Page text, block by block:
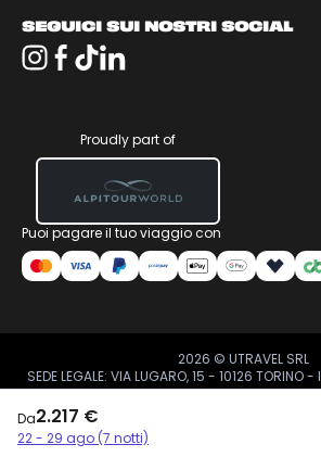
Da2.217 €
22 - 29 ago (7 notti)
SEGUICI SUI NOSTRI SOCIAL
Proudly part of
Puoi pagare il tuo viaggio con
2026 © UTRAVEL SRL
SEDE LEGALE: VIA LUGARO, 15 - 10126 TORINO -
DI ISCRIZIONE AL RI: 12176650013 – REA TO
SOCIALE € 100.000 – P. IVA